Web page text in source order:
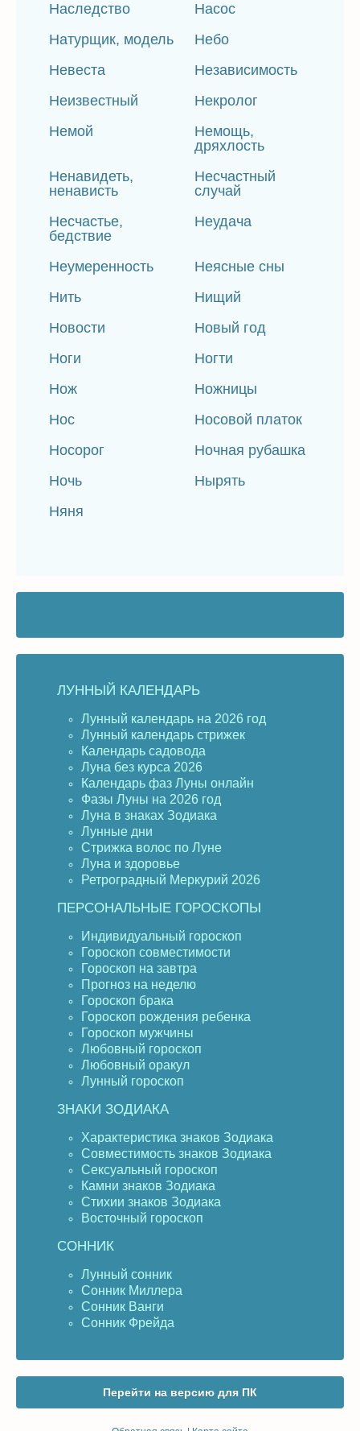
Наследство
Насос
Натурщик, модель
Небо
Невеста
Независимость
Неизвестный
Некролог
Немой
Немощь,
дряхлость
Ненавидеть,
ненависть
Несчастный
случай
Несчастье,
бедствие
Неудача
Неумеренность
Неясные сны
Нить
Нищий
Новости
Новый год
Ноги
Ногти
Нож
Ножницы
Нос
Носовой платок
Носорог
Ночная рубашка
Ночь
Нырять
Няня
ЛУННЫЙ КАЛЕНДАРЬ
Лунный календарь на 2026 год
Лунный календарь стрижек
Календарь садовода
Луна без курса 2026
Календарь фаз Луны онлайн
Фазы Луны на 2026 год
Луна в знаках Зодиака
Лунные дни
Стрижка волос по Луне
Луна и здоровье
Ретроградный Меркурий 2026
ПЕРСОНАЛЬНЫЕ ГОРОСКОПЫ
Индивидуальный гороскоп
Гороскоп совместимости
Гороскоп на завтра
Прогноз на неделю
Гороскоп брака
Гороскоп рождения ребенка
Гороскоп мужчины
Любовный гороскоп
Любовный оракул
Лунный гороскоп
ЗНАКИ ЗОДИАКА
Характеристика знаков Зодиака
Совместимость знаков Зодиака
Сексуальный гороскоп
Камни знаков Зодиака
Стихии знаков Зодиака
Восточный гороскоп
СОННИК
Лунный сонник
Сонник Миллера
Сонник Ванги
Сонник Фрейда
Перейти на версию для ПК